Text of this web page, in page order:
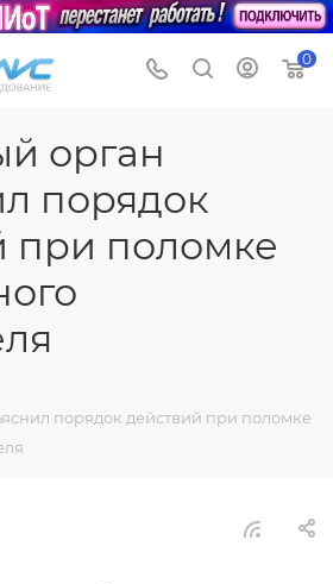
0
орган
порядок
при поломке
порядок действий при поломке